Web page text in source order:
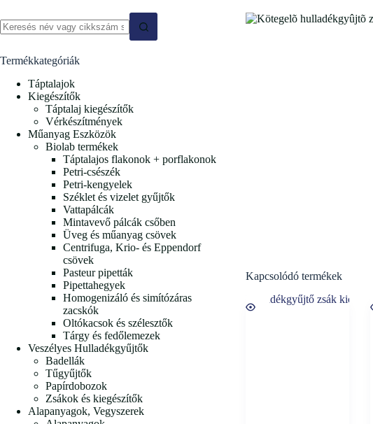
Kapcsolódó termékek
results
Termékkategóriák
Táptalajok
Kiegészítők
Táptalaj kiegészítők
Vérkészítmények
Műanyag Eszközök
Biolab termékek
Táptalajos flakonok + porflakonok
Petri-csészék
Petri-kengyelek
Széklet és vizelet gyűjtők
Vattapálcák
Mintavevő pálcák csőben
Üveg és műanyag csövek
Centrifuga, Krio- és Eppendorf
csövek
Pasteur pipetták
Pipettahegyek
Homogenizáló és simítózáras
zacskók
Oltókacsok és szélesztők
Tárgy és fedőlemezek
Veszélyes Hulladékgyűjtők
Badellák
Tűgyűjtők
Papírdobozok
Zsákok és kiegészítők
Alapanyagok, Vegyszerek